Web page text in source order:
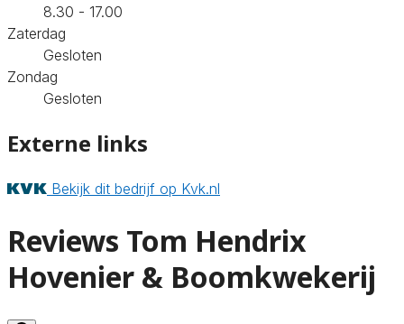
8.30 - 17.00
Zaterdag
Gesloten
Zondag
Gesloten
Externe links
Bekijk dit bedrijf op Kvk.nl
Reviews Tom Hendrix
Hovenier & Boomkwekerij